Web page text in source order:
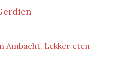
Ambacht, Lekker eten